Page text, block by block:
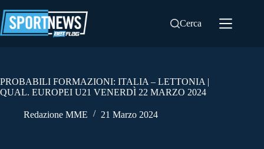
al
contenuto
Cerca
PROBABILI FORMAZIONI: ITALIA – LETTONIA |
QUAL. EUROPEI U21 VENERDÌ 22 MARZO 2024
Redazione MME 21 Marzo 2024